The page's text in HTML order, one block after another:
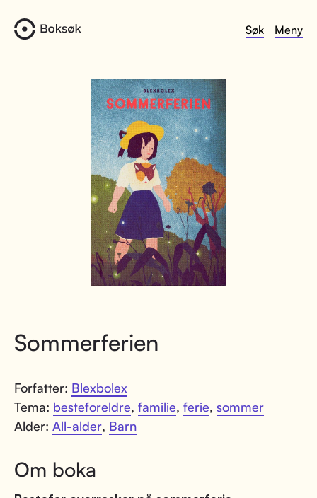
Søk Meny
Sommerferien
Forfatter: Blexbolex
Tema: besteforeldre, familie, ferie, sommer
Alder: All-alder, Barn
Om boka